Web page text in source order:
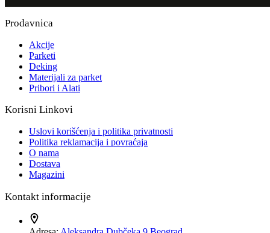
Prodavnica
Akcije
Parketi
Deking
Materijali za parket
Pribori i Alati
Korisni Linkovi
Uslovi korišćenja i politika privatnosti
Politika reklamacija i povraćaja
O nama
Dostava
Magazini
Kontakt informacije